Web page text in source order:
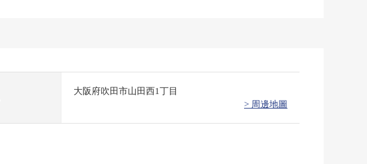
大阪府吹田市山田西1丁目
> 周邊地圖